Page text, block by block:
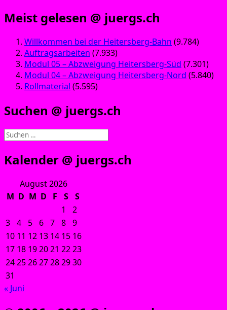
Meist gelesen @ juergs.ch
Willkommen bei der Heitersberg-Bahn (9.784)
Auftragsarbeiten (7.933)
Modul 05 – Abzweigung Heitersberg-Süd (7.301)
Modul 04 – Abzweigung Heitersberg-Nord (5.840)
Rollmaterial (5.595)
Suchen @ juergs.ch
Suchen
Kalender @ juergs.ch
August 2026
M D M D F S
S
1
2
3 4 5 6 7 8 9
10 11 12 13 14 15 16
17 18 192021 2223
24252627282930
31
« Juni